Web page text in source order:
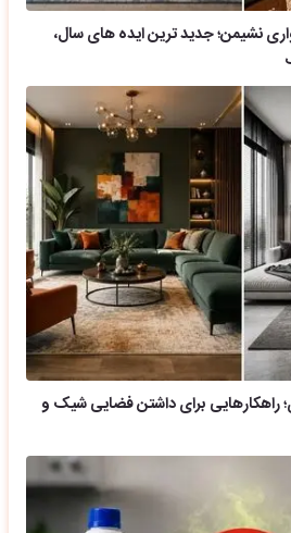
نشیمن؛ جدید ترین ایده های سال،
پذیرایی ۲۵ متری؛ راهکارهایی برای داشتن فضایی شیک و